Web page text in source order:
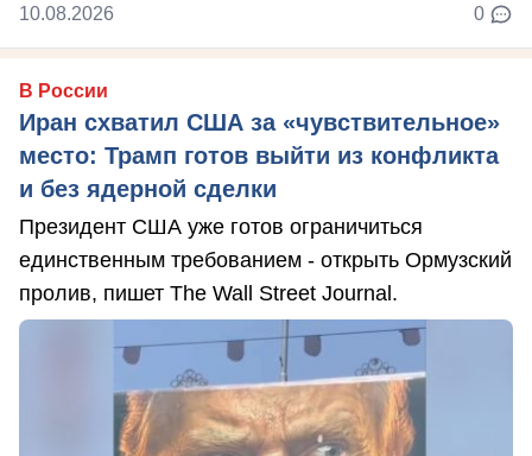
10.08.2026 0
В России
Иран схватил США за «чувствительное»
место: Трамп готов выйти из конфликта
и без ядерной сделки
Президент США уже готов ограничиться
единственным требованием - открыть Ормузский
пролив, пишет The Wall Street Journal.